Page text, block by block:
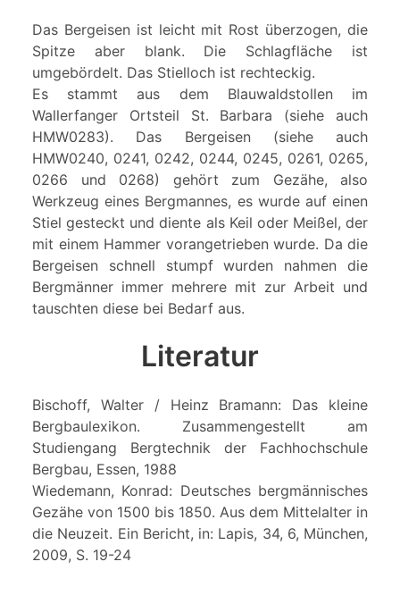
Das Bergeisen ist leicht mit Rost überzogen, die
Spitze aber blank. Die Schlagfläche ist
umgebördelt. Das Stielloch ist rechteckig.
Es stammt aus dem Blauwaldstollen im
Wallerfanger Ortsteil St. Barbara (siehe auch
HMW0283). Das Bergeisen (siehe auch
HMW0240, 0241, 0242, 0244, 0245, 0261, 0265,
0266 und 0268) gehört zum Gezähe, also
Werkzeug eines Bergmannes, es wurde auf einen
Stiel gesteckt und diente als Keil oder Meißel, der
mit einem Hammer vorangetrieben wurde. Da die
Bergeisen schnell stumpf wurden nahmen die
Bergmänner immer mehrere mit zur Arbeit und
tauschten diese bei Bedarf aus.
Literatur
Bischoff, Walter / Heinz Bramann: Das kleine
Bergbaulexikon. Zusammengestellt am
Studiengang Bergtechnik der Fachhochschule
Bergbau, Essen, 1988
Wiedemann, Konrad: Deutsches bergmännisches
Gezähe von 1500 bis 1850. Aus dem Mittelalter in
die Neuzeit. Ein Bericht, in: Lapis, 34, 6, München,
2009, S. 19-24